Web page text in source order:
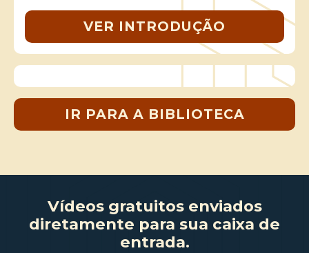
VER INTRODUÇÃO
IR PARA A BIBLIOTECA
Vídeos gratuitos enviados
diretamente para sua caixa de
entrada.